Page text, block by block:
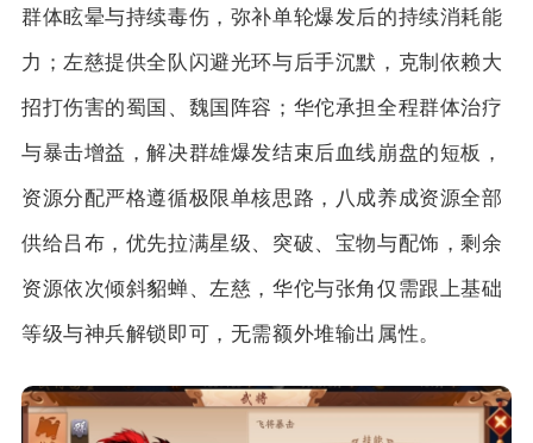
群体眩晕与持续毒伤，弥补单轮爆发后的持续消耗能
力；左慈提供全队闪避光环与后手沉默，克制依赖大
招打伤害的蜀国、魏国阵容；华佗承担全程群体治疗
与暴击增益，解决群雄爆发结束后血线崩盘的短板，
资源分配严格遵循极限单核思路，八成养成资源全部
供给吕布，优先拉满星级、突破、宝物与配饰，剩余
资源依次倾斜貂蝉、左慈，华佗与张角仅需跟上基础
等级与神兵解锁即可，无需额外堆输出属性。